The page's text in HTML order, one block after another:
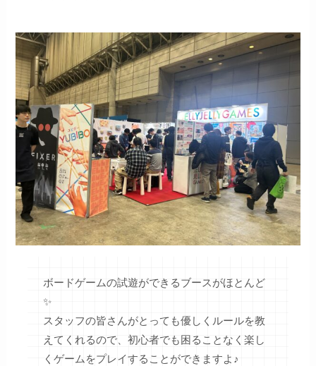
ボードゲームの試遊ができるブースがほとんど
✨
スタッフの皆さんがとっても優しくルールを教
えてくれるので、初心者でも困ることなく楽し
くゲームをプレイすることができますよ♪